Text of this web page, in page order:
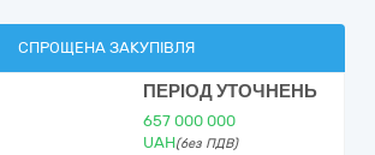
СПРОЩЕНА ЗАКУПІВЛЯ
ПЕРІОД УТОЧНЕНЬ
657 000 000
UAH(без ПДВ)